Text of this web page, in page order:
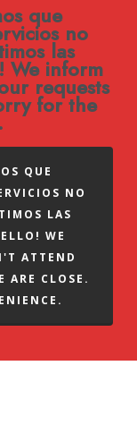
que
no
las
We inform
requests
for the
QUE
NO
LAS
WE
ATTEND
ARE CLOSE.